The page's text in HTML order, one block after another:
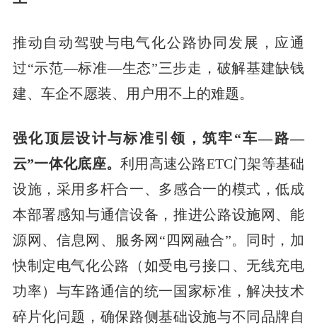
推动自动驾驶与电气化公路协同发展，应通
过“示范—标准—生态”三步走，破解基建缺钱
建、车企不愿装、用户用不上的难题。
强化顶层设计与标准引领，筑牢“车—路—
云”一体化底座。利用高速公路ETC门架等基础
设施，采用多杆合一、多感合一的模式，低成
本部署感知与通信设备，推进公路设施网、能
源网、信息网、服务网“四网融合”。同时，加
快制定电气化公路（如受电弓接口、无线充电
功率）与车路通信的统一国家标准，解决技术
碎片化问题，确保路侧基础设施与不同品牌自